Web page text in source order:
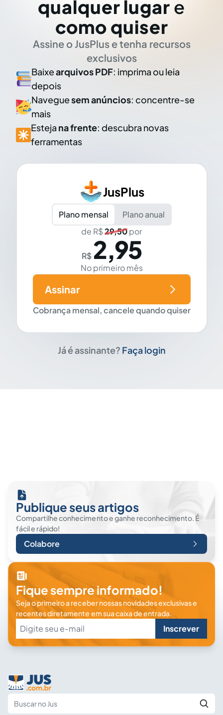
qualquer lugar e
como quiser
Assine o JusPlus e tenha recursos
exclusivos
Baixearquivos PDF: imprima ou leia
depois
Naveguesem anúncios: concentre-se
mais
Esteja na frente: descubra novas
ferramentas
JusPlus
Plano mensal
Plano anual
de R$29,50por
R$ 2,95
No primeiro mês
Cobrança mensal, cancele quando quiser
Assinar
Já é assinante? Faça login
Publique seus artigos
Compartilhe conhecimento e ganhe reconhecimento. É
fácil e rápido!
Colabore
Fique sempre informado!
Seja o primeiro a receber nossas novidades exclusivas e
recentes diretamente em sua caixa de entrada.
Inscrever